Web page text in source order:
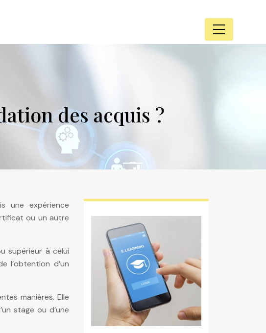
des acquis ?
une expérience
ou un autre
supérieur à celui
l’obtention d’un
manières. Elle
stage ou d’une